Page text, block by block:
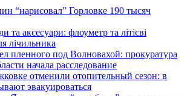
“нарисовал” Горловке 190 тысяч
та аксесуари: флоуметр та літієві
лічильника
пленного под Волновахой: прокуратура
начала расследование
отменили отопительный сезон: в
эвакуироваться